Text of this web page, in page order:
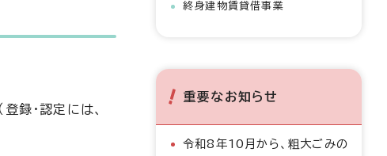
録・認定には、
終身建物賃貸借事業
重要なお知らせ
令和8年10月から、粗大ごみの